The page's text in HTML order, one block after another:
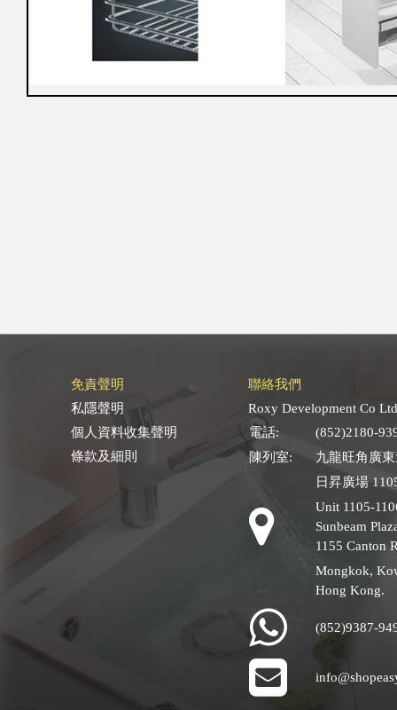
責
免責聲明
私隱聲明
個人資料收集聲明
條款及細則
聯絡我們
Roxy Development Co
電話:
(852)2180-
陳列室:
九龍旺角廣
日昇廣場
Unit 1105-
Sunbeam
1155 Canton
Mongkok,
Hong Kong.
(852)9387-